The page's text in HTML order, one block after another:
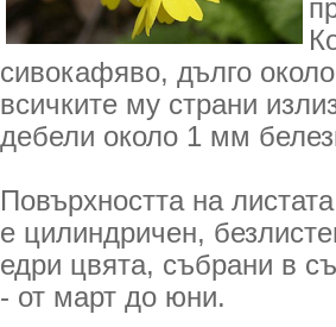
сивокафяво, дълго
всичките му страни
дебели около 1 мм
Повърхността на
е цилиндричен,
едри цвята, събрани в
- от март до юни.